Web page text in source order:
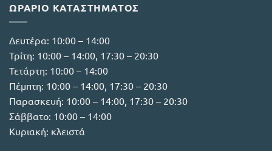
ΩΡΆΡΙΟ ΚΑΤΑΣΤΉΜΑΤΟΣ
Δευτέρα: 10:00 – 14:00
Τρίτη: 10:00 – 14:00, 17:30 – 20:30
Τετάρτη: 10:00 – 14:00
Πέμπτη: 10:00 – 14:00, 17:30 – 20:30
Παρασκευή: 10:00 – 14:00, 17:30 – 20:30
Σάββατο: 10:00 – 14:00
Κυριακή: κλειστά